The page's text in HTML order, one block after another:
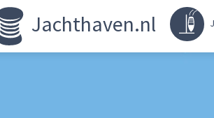
Jachthaven.nl